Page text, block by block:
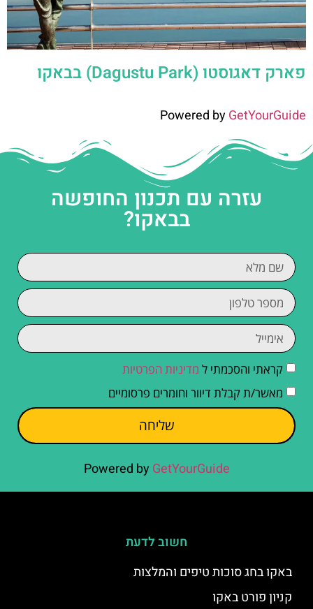
פארק דאגוסטו (Dagustu Park) בבאקו
Powered byGetYourGuide
עזרה עם תכנון החופשה
בבאקו?
קראתי והסכמתי ל מדיניות הפרטיות
מאשר/ת קבלת דיוור וחומרים פרסומיים
שליחה
Powered by GetYourGuide
חשוב לדעת
באקו בחג סוכות טיפים והמלצות
קניון פורט באקו